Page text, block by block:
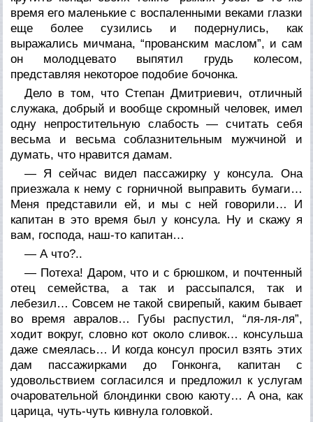
время его маленькие с воспаленными веками глазки
еще более сузились и подернулись, как
выражались мичмана, “прованским маслом”, и сам
он молодцевато выпятил грудь колесом,
представляя некоторое подобие бочонка.
Дело в том, что Степан Дмитриевич, отличный
служака, добрый и вообще скромный человек, имел
одну непростительную слабость — считать себя
весьма и весьма соблазнительным мужчиной и
думать, что нравится дамам.
— Я сейчас видел пассажирку у консула. Она
приезжала к нему с горничной выправить бумаги…
Меня представили ей, и мы с ней говорили… И
капитан в это время был у консула. Ну и скажу я
вам, господа, наш-то капитан…
— А что?..
— Потеха! Даром, что и с брюшком, и почтенный
отец семейства, а так и рассыпался, так и
лебезил… Совсем не такой свирепый, каким бывает
во время авралов… Губы распустил, “ля-ля-ля”,
ходит вокруг, словно кот около сливок… консульша
даже смеялась… И когда консул просил взять этих
дам пассажирками до Гонконга, капитан с
удовольствием согласился и предложил к услугам
очаровательной блондинки свою каюту… А она, как
царица, чуть-чуть кивнула головкой.